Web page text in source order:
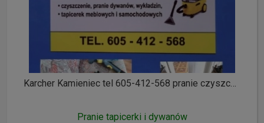
Karcher Kamieniec tel 605-412-568 pranie czyszczenie wykładzin dywanów tapicerki meblowej i samochodowej ozonowanie
Pranie tapicerki i dywanów